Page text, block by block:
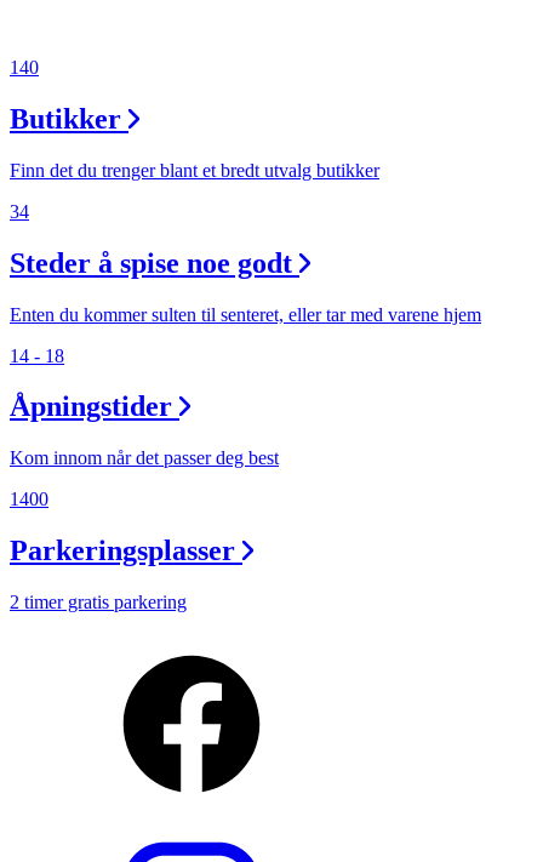
Gavekort
140
Butikker
Finn det du trenger blant et bredt utvalg butikker
34
Steder å spise noe godt
Enten du kommer sulten til senteret, eller tar med varene hjem
14 - 18
Åpningstider
Kom innom når det passer deg best
1400
Parkeringsplasser
2 timer gratis parkering